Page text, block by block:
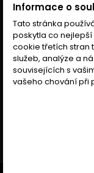
Informace o
Tato stránka
poskytla co nejlepší
cookie třetích stran
služeb, analýze a
souvisejících s
vašeho chování při